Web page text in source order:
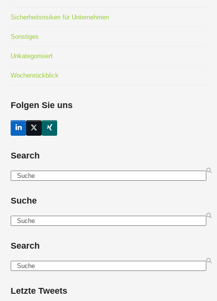
Sicherheitsrisiken für Unternehmen
Sonstiges
Unkategorisiert
Wochenrückblick
Folgen Sie uns
LinkedInTwitter
(deprecated)
Xing
Search
Search
Suche
Search
Search
Search
Letzte Tweets